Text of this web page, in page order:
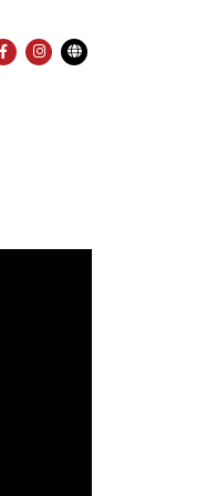
FACEBOOK
INSTAGRAM
Übersetzung